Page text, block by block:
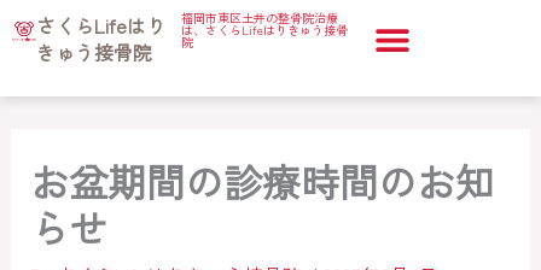
内
容
さくらLifeはり
きゅう接骨院
福岡市東区土井の整骨院治療
は、さくらLifeはりきゅう接骨
院
ホーム 治療コラム お盆期間の診療時間のお知らせ
お盆期間の診療時間のお知
らせ